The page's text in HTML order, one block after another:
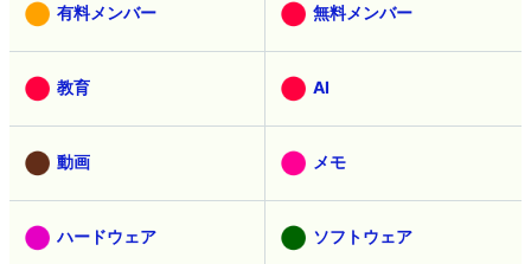
有料メンバー 無料メンバー
教育 AI
動画 メモ
ハードウェア ソフトウェア